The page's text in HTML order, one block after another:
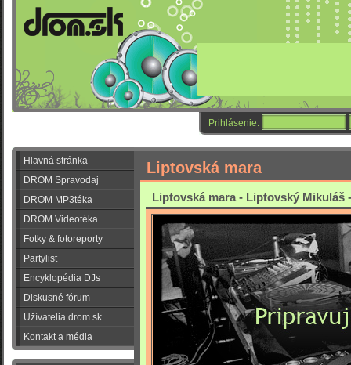
Prihlásenie:
Hlavná stránka
DROM Spravodaj
DROM MP3téka
DROM Videotéka
Fotky & fotoreporty
Partylist
Encyklopédia DJs
Diskusné fórum
Užívatelia drom.sk
Kontakt a média
Liptovská mara
Liptovská mara - Liptovský Mikuláš